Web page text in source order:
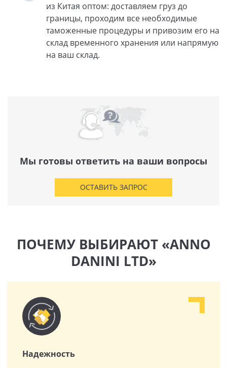
из Китая оптом: доставляем груз до
границы, проходим все необходимые
таможенные процедуры и привозим его на
склад временного хранения или напрямую
на ваш склад.
Мы готовы ответить на ваши вопросы
ОСТАВИТЬ ЗАПРОС
ПОЧЕМУ ВЫБИРАЮТ «ANNO
DANINI LTD»
Надежность